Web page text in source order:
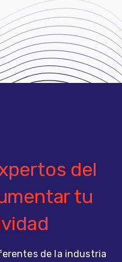
del
tu
de la industria